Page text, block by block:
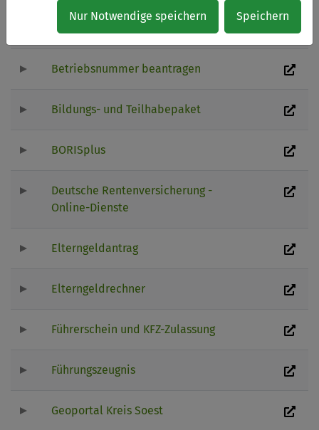
Nur Notwendige speichern Speichern
BAföG
Betriebsnummer beantragen
Bildungs- und Teilhabepaket
BORISplus
Deutsche Rentenversicherung -
Online-Dienste
Elterngeldantrag
Elterngeldrechner
Führerschein und KFZ-Zulassung
Führungszeugnis
Geoportal Kreis Soest